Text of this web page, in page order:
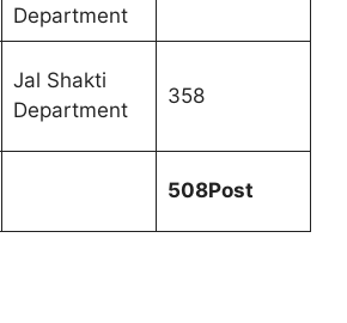
Department
Jal Shakti
Department
358
508Post